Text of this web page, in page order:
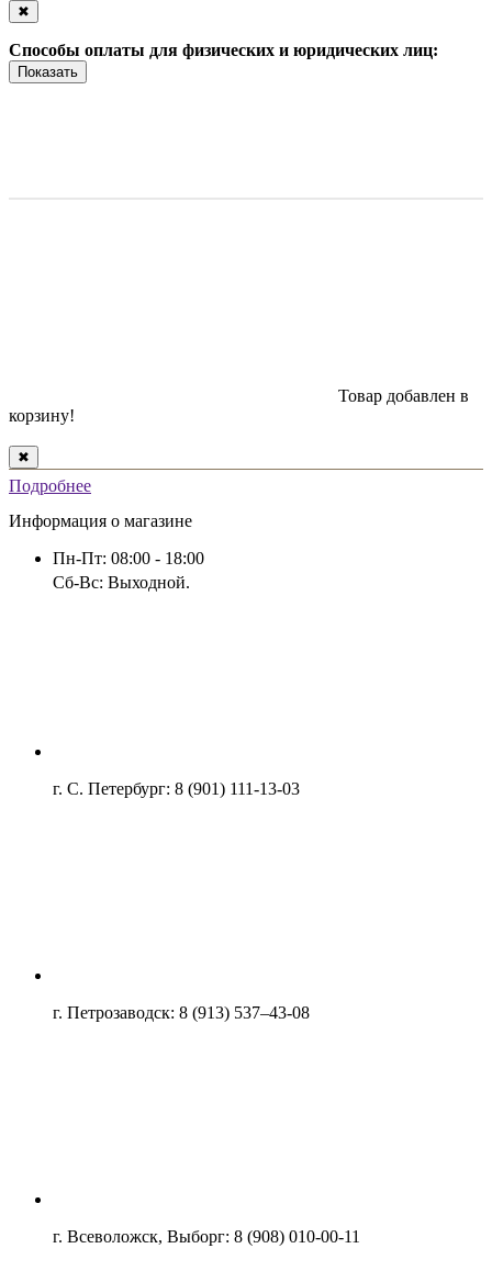
✖
Способы оплаты для физических и юридических лиц:
Показать
Товар добавлен в
корзину!
✖
Подробнее
Информация о магазине
Пн-Пт: 08:00 - 18:00
Сб-Вс: Выходной.
г. С. Петербург: 8 (901) 111-13-03
г. Петрозаводск: 8 (913) 537–43-08
г. Всеволожск, Выборг: 8 (908) 010-00-11